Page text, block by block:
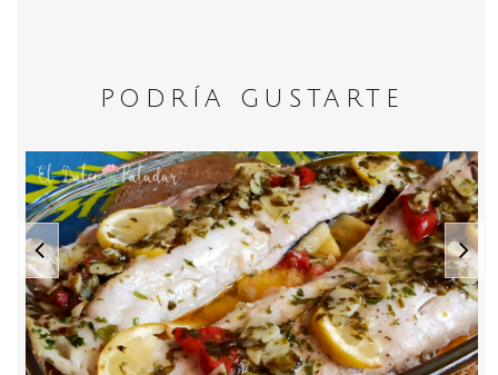
PODRÍA GUSTARTE